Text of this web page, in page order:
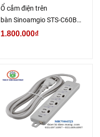
Ổ cắm điện trên
bàn Sinoamgio STS-C60B
cao cấp
1.800.000₫